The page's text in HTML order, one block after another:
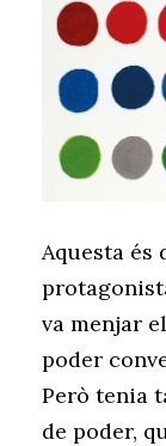
Aquesta és
va menjar
poder
Però tenia
de poder,